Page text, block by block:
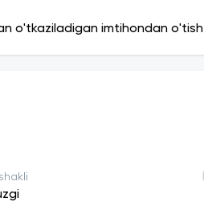
o'tkaziladigan imtihondan o'tish